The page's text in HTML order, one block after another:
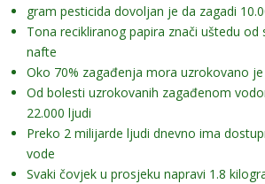
gram pesticida dovoljan je da zagadi
Tona recikliranog papira znači uštedu od
nafte
Oko 70% zagađenja mora uzrokovano
Od bolesti uzrokovanih zagađenom
22.000 ljudi
Preko 2 milijarde ljudi dnevno ima
vode
Svaki čovjek u prosjeku napravi 1.8